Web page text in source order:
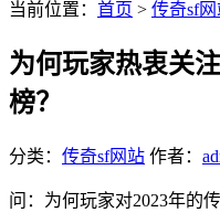
当前位置： 首页 > 传奇sf
为何玩家热衷关
榜？
分类： 传奇sf网站 作者：
问：为何玩家对2023年的